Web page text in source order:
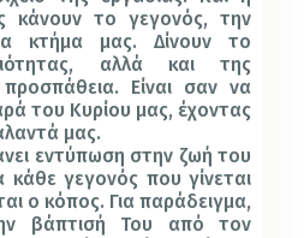
κάνουν το γεγονός, την
κτήμα μας. Δίνουν το
αλλά και της
Είναι σαν να
του Κυρίου μας, έχοντας
μας.
εντύπωση στην ζωή του
κάθε γεγονός που γίνεται
ο κόπος. Για παράδειγμα,
βάπτισή Του από τον